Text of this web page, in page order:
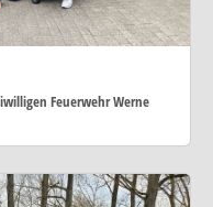
Feuerwehr Werne